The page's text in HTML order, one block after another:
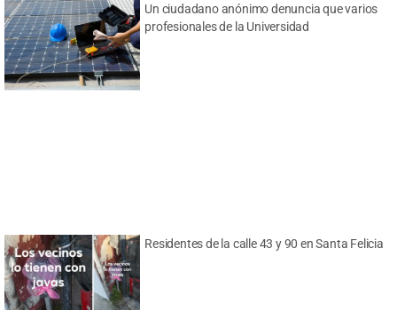
Un ciudadano anónimo denuncia que varios
profesionales de la Universidad
Residentes de la calle 43 y 90 en Santa Felicia